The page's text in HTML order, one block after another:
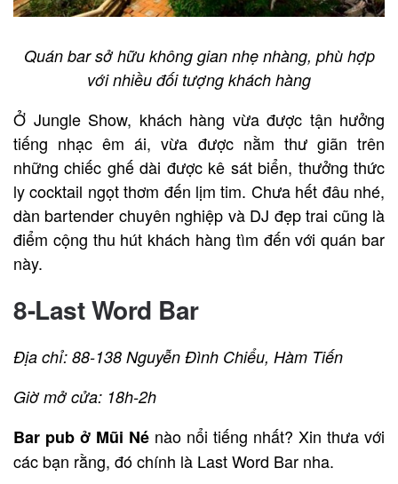
Quán bar sở hữu không gian nhẹ nhàng, phù hợp
với nhiều đối tượng khách hàng
Ở Jungle Show, khách hàng vừa được tận hưởng
tiếng nhạc êm ái, vừa được nằm thư giãn trên
những chiếc ghế dài được kê sát biển, thưởng thức
ly cocktail ngọt thơm đến lịm tim. Chưa hết đâu nhé,
dàn bartender chuyên nghiệp và DJ đẹp trai cũng là
điểm cộng thu hút khách hàng tìm đến với quán bar
này.
8-Last Word Bar
Địa chỉ: 88-138 Nguyễn Đình Chiểu, Hàm Tiến
Giờ mở cửa: 18h-2h
Bar pub ở Mũi Né nào nổi tiếng nhất? Xin thưa với
các bạn rằng, đó chính là Last Word Bar nha.